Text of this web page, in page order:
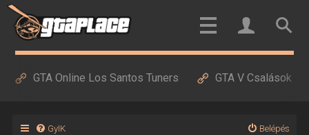
GTA Online Los Santos Tuners GTA V Csalások
GyIK Belépés